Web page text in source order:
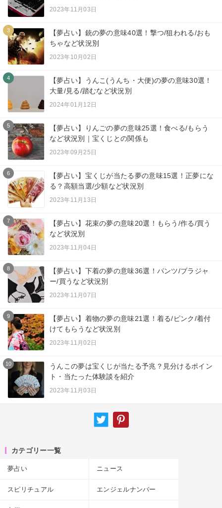
2023年11月03日
3
【夢占い】銃の夢の意味40選！撃つ/狙われる/おも
ちゃなど状況別
2023年10月02日
4
【夢占い】うんこ(うんち・大便)の夢の意味30選！
大量/見る/踏むなど状況別
2024年01月12日
5
【夢占い】りんごの夢の意味25選！食べる/もらう
など状況別｜宝くじとの関係も
2023年09月25日
6
【夢占い】宝くじが当たる夢の意味15選！正夢にな
る？高額当選/少額など状況別
2023年11月13日
7
【夢占い】花束の夢の意味20選！もらう/作る/買う
など状況別
2023年11月04日
8
【夢占い】下着の夢の意味36選！パンツ/ブラジャ
ー/買うなど状況別
2023年11月07日
9
【夢占い】着物の夢の意味21選！着る/ピンク/着付
けてもらうなど状況別
2023年11月02日
10
うんこの夢は宝くじが当たる予兆？見分けるポイン
ト・当たった体験談を紹介
2023年11月03日
カテゴリー一覧
夢占い ニュース
スピリチュアル エンジェルナンバー